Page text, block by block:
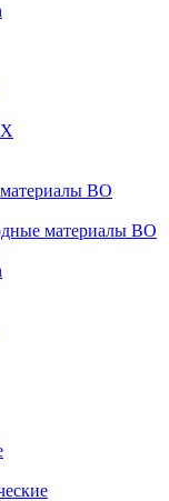
ВО
материалы ВО